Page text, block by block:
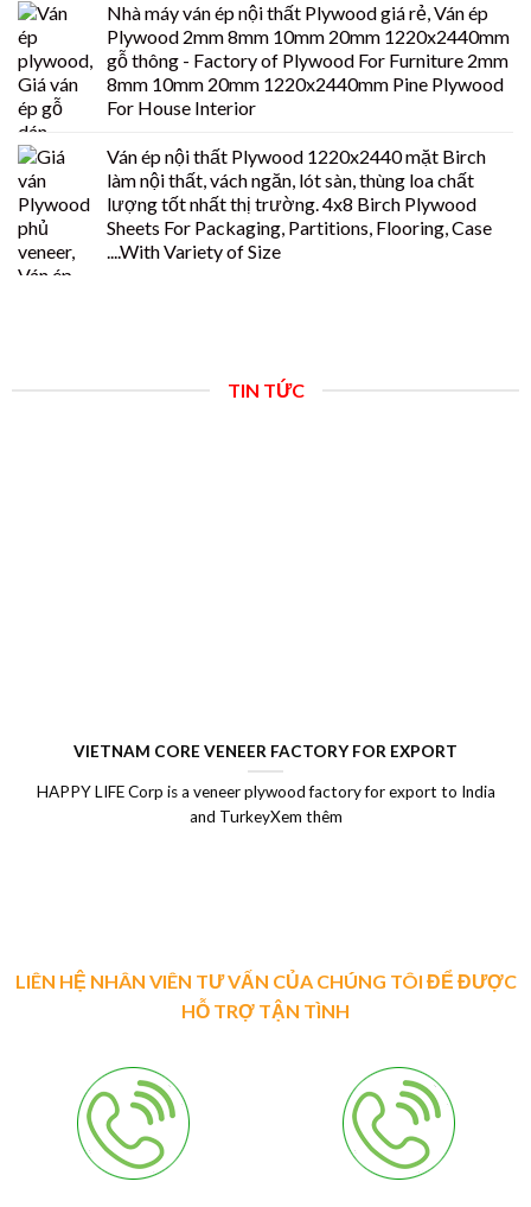
Nhà máy ván ép nội thất Plywood giá rẻ, Ván ép
Plywood 2mm 8mm 10mm 20mm 1220x2440mm
gỗ thông - Factory of Plywood For Furniture 2mm
8mm 10mm 20mm 1220x2440mm Pine Plywood
For House Interior
Ván ép nội thất Plywood 1220x2440 mặt Birch
làm nội thất, vách ngăn, lót sàn, thùng loa chất
lượng tốt nhất thị trường. 4x8 Birch Plywood
Sheets For Packaging, Partitions, Flooring, Case
....With Variety of Size
TIN TỨC
VIETNAM CORE VENEER FACTORY FOR EXPORT
HAPPY LIFE Corp is a veneer plywood factory for export to India
and TurkeyXem thêm
LIÊN HỆ NHÂN VIÊN TƯ VẤN CỦA CHÚNG TÔI ĐỂ ĐƯỢC
HỖ TRỢ TẬN TÌNH